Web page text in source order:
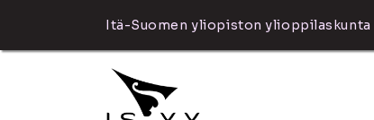
Itä-Suomen yliopiston ylioppilaskunta